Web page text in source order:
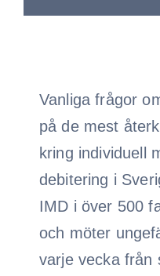
Vanliga frågor
på de mest
kring individuell
debitering i
IMD i över 500
och möter
varje vecka från